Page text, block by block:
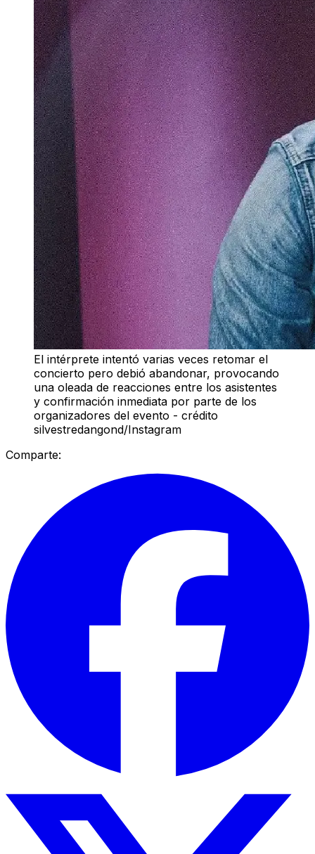
El intérprete intentó varias veces retomar el
concierto pero debió abandonar, provocando
una oleada de reacciones entre los asistentes
y confirmación inmediata por parte de los
organizadores del evento - crédito
silvestredangond/Instagram
Comparte: